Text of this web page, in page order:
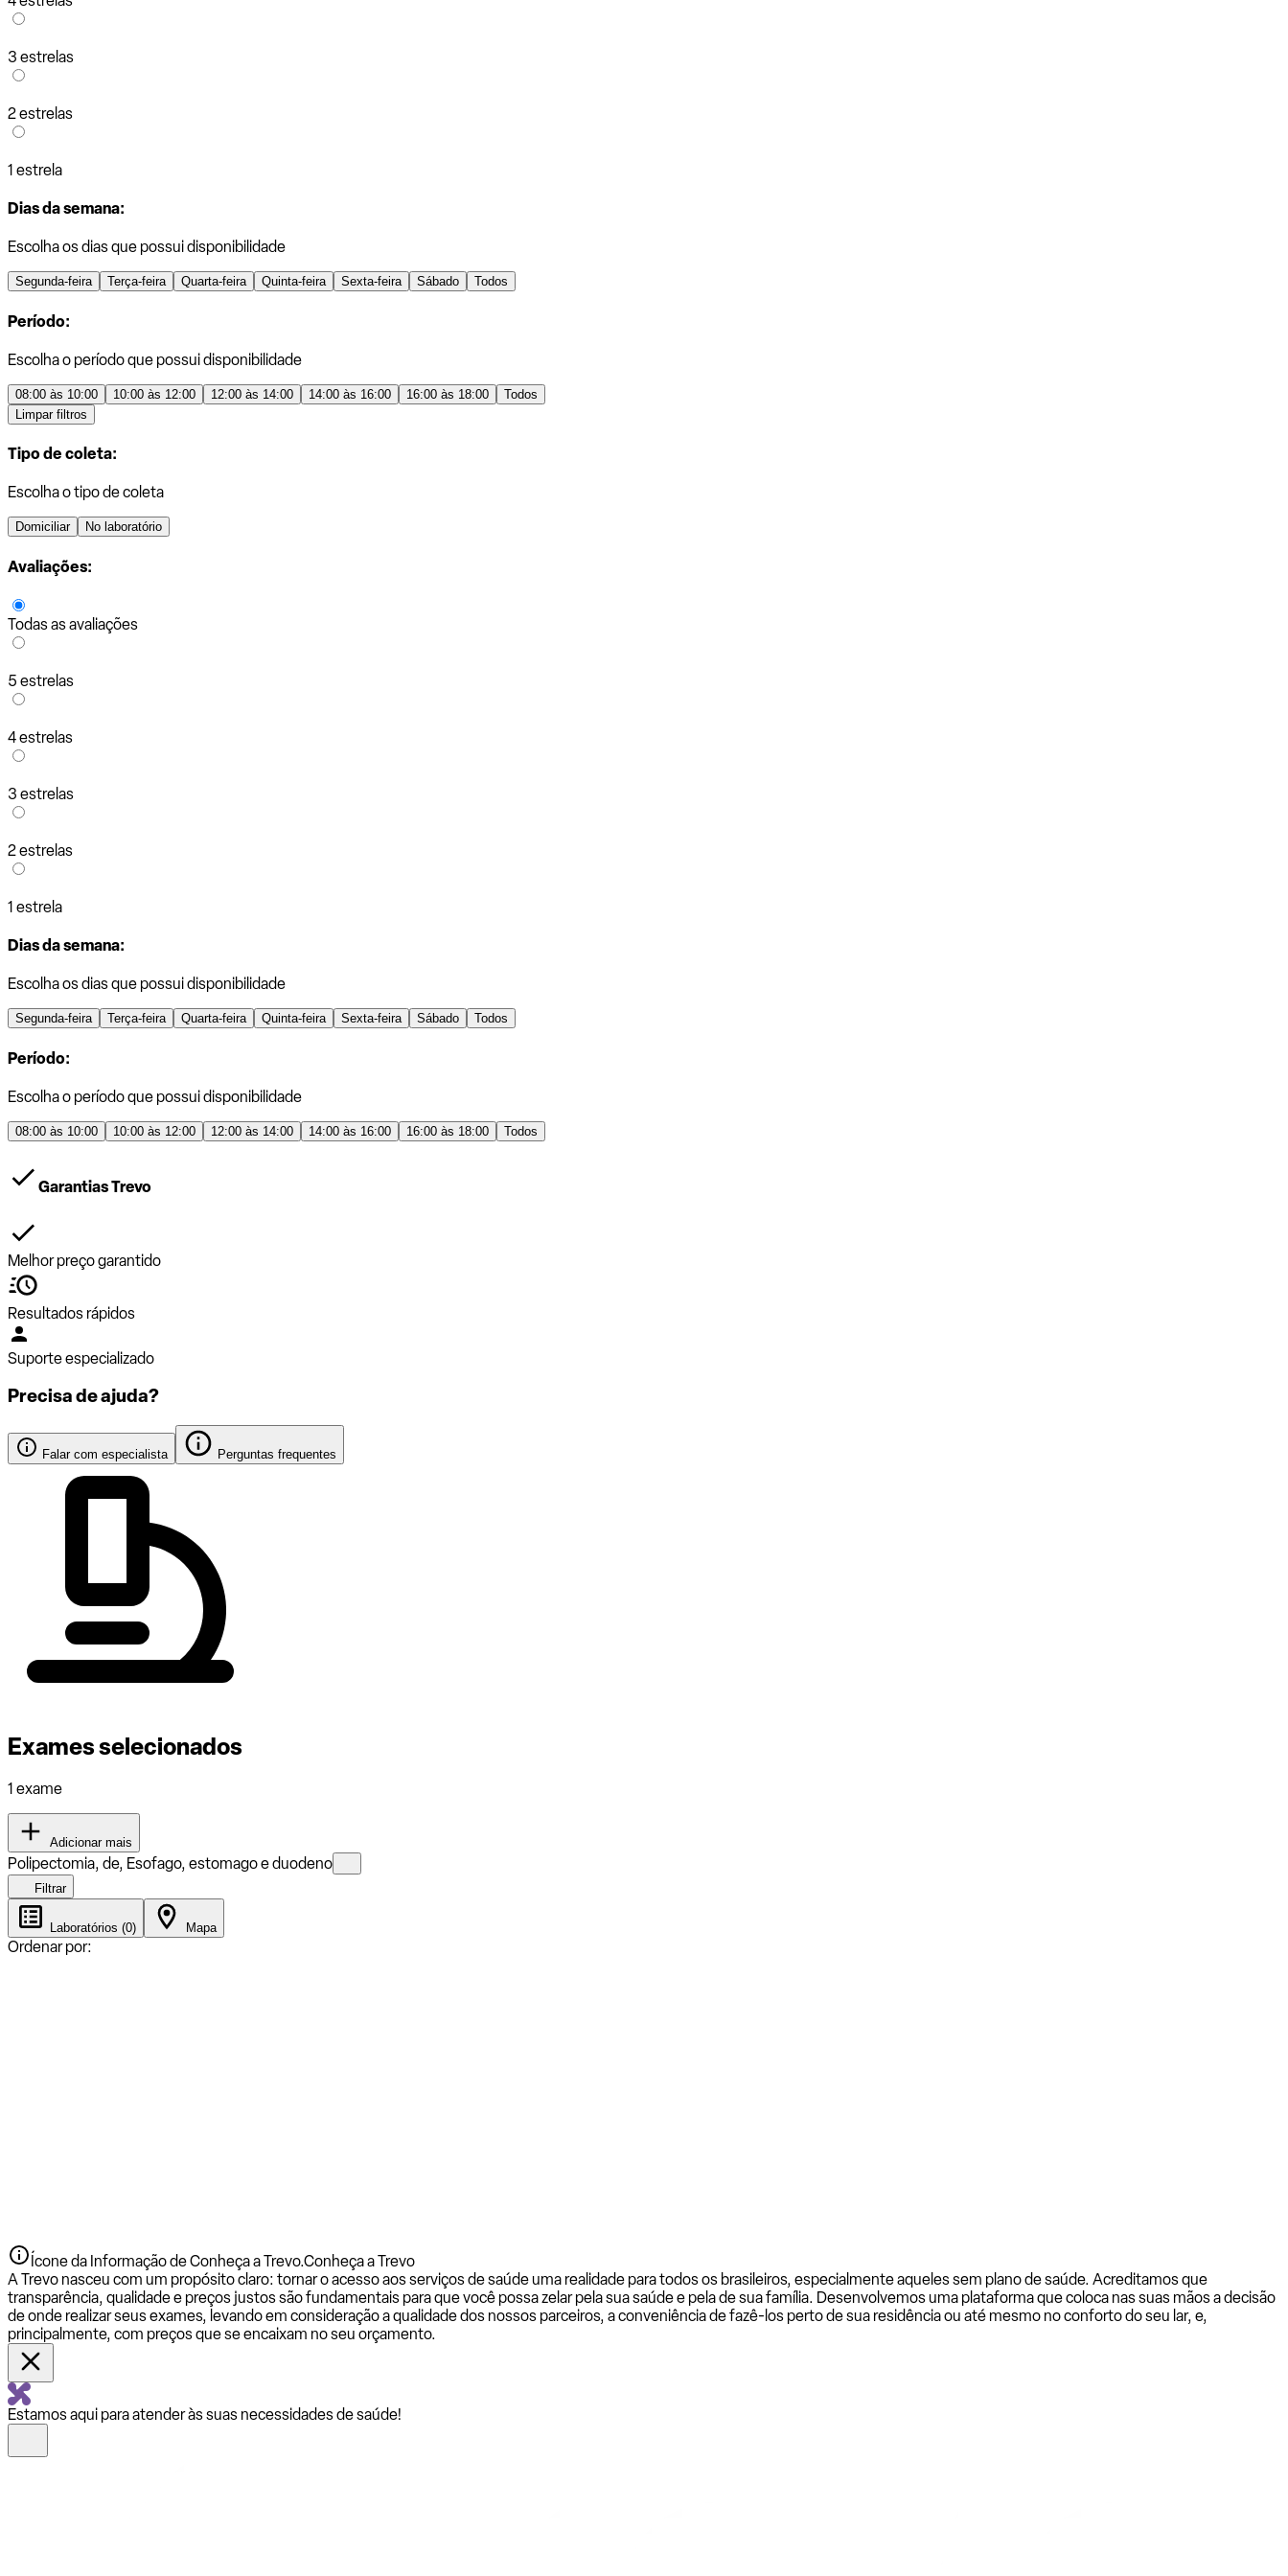
3 estrelas
2 estrelas
1 estrela
Dias da semana:
Escolha os dias que possui disponibilidade
Segunda-feira Terça-feira Quarta-feira Quinta-feira Sexta-feira Sábado Todos
Período:
Escolha o período que possui disponibilidade
08:00 às 10:00 10:00 às 12:00 12:00 às 14:00 14:00 às 16:00 16:00 às 18:00
Todos
Limpar filtros
Tipo de coleta:
Escolha o tipo de coleta
Domiciliar No laboratório
Avaliações:
Todas as avaliações
5 estrelas
4 estrelas
3 estrelas
2 estrelas
1 estrela
Dias da semana:
Escolha os dias que possui disponibilidade
Segunda-feira Terça-feira Quarta-feira Quinta-feira Sexta-feira Sábado Todos
Período:
Escolha o período que possui disponibilidade
08:00 às 10:00 10:00 às 12:00 12:00 às 14:00 14:00 às 16:00 16:00 às 18:00 Todos
Garantias Trevo
Melhor preço garantido
Resultados rápidos
Suporte especializado
Precisa de ajuda?
Falar com especialista Perguntas frequentes
Exames selecionados
1 exame
Adicionar mais
Polipectomia, de, Esofago, estomago e duodeno
Filtrar
Laboratórios (0) Mapa
Ordenar por:
Ícone da Informação de Conheça a Trevo.Conheça a Trevo
A Trevo nasceu com um propósito claro: tornar o acesso aos serviços de saúde uma realidade para todos os brasileiros, especialmente aqueles sem plano de saúde. Acreditamos que
transparência, qualidade e preços justos são fundamentais para que você possa zelar pela sua saúde e pela de sua família. Desenvolvemos uma plataforma que coloca nas suas mãos a decisão
de onde realizar seus exames, levando em consideração a qualidade dos nossos parceiros, a conveniência de fazê-los perto de sua residência ou até mesmo no conforto do seu lar, e,
principalmente, com preços que se encaixam no seu orçamento.
Estamos aqui para atender às suas necessidades de saúde!